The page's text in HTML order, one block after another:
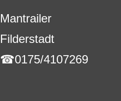
Mantrailer
Filderstadt
☎0175/4107269